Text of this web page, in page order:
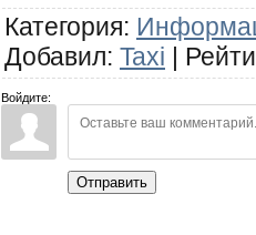
Категория:
Добавил: Taxi |
Войдите:
Отправить